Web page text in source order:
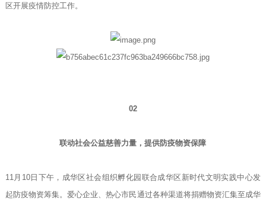
区开展疫情防控工作。
02
联动社会公益慈善力量，提供防疫物资保障
11月10日下午，成华区社会组织孵化园联合成华区新时代文明实践中心发
起防疫物资筹集。爱心企业、热心市民通过各种渠道将捐赠物资汇集至成华